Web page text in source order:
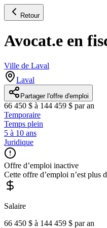
Retour
Avocat.e en
Ville de Laval
Laval
Partager l'offre d'emploi
66 450 $ à 144 459 $ par an
Temporaire
Temps plein
5 à 10 ans
Juridique
Offre d’emploi inactive
Cette offre d’emploi n’est plus
Salaire
66 450 $ à 144 459 $ par an